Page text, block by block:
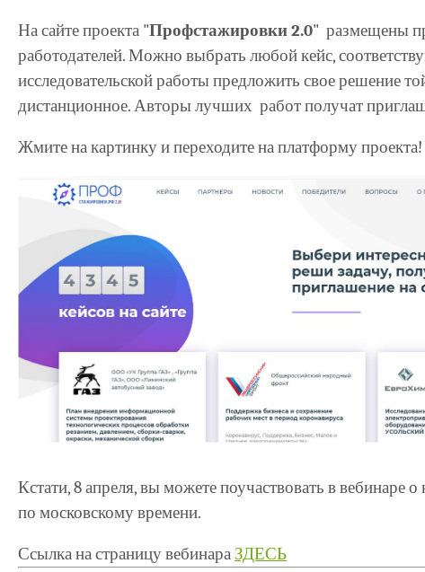
На сайте проекта "Профстажировки 2.0" размещены
работодателей. Можно выбрать любой кейс,
исследовательской работы предложить свое решение
дистанционное. Авторы лучших работ получат
Жмите на картинку и переходите на платформу проекта!
Кстати, 8 апреля, вы можете поучаствовать в вебинаре
по московскому времени.
Ссылка на страницу вебинара ЗДЕСЬ